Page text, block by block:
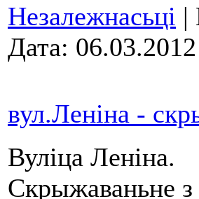
Незалежнасьці |
Дата: 06.03.2012
вул.Леніна -
Вуліца Леніна.
Скрыжаваньне з